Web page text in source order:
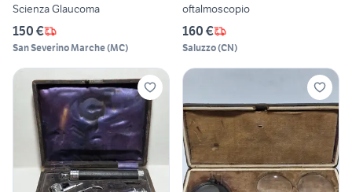
Scienza Glaucoma
150 €
San Severino Marche(MC)
oftalmoscopio
160 €
Saluzzo(CN)